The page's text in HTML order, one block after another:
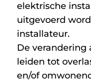
elektrische
uitgevoerd
installateur.
De
leiden tot
en/of